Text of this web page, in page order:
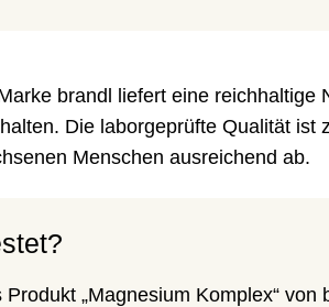
brandl liefert eine
Die laborgeprüfte Qualität ist
Menschen ausreichend ab.
„Magnesium Komplex“